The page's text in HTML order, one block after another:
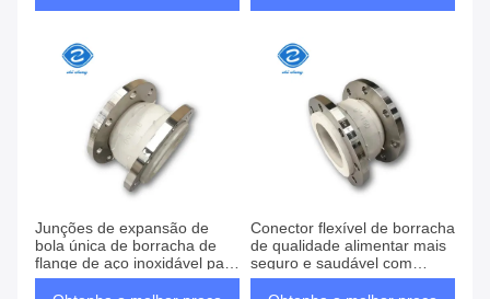
Junções de expansão de
bola única de borracha de
flange de aço inoxidável para
linha de processamento de
Conector flexível de borracha
de qualidade alimentar mais
seguro e saudável com
forjado/vulcanização